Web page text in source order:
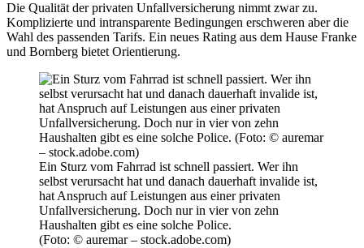
Die Qualität der privaten Unfallversicherung nimmt zwar zu.
Komplizierte und intransparente Bedingungen erschweren aber die
Wahl des passenden Tarifs. Ein neues Rating aus dem Hause Franke
und Bornberg bietet Orientierung.
Ein Sturz vom Fahrrad ist schnell passiert. Wer ihn
selbst verursacht hat und danach dauerhaft invalide ist,
hat Anspruch auf Leistungen aus einer privaten
Unfallversicherung. Doch nur in vier von zehn
Haushalten gibt es eine solche Police.
(Foto: © auremar – stock.adobe.com)